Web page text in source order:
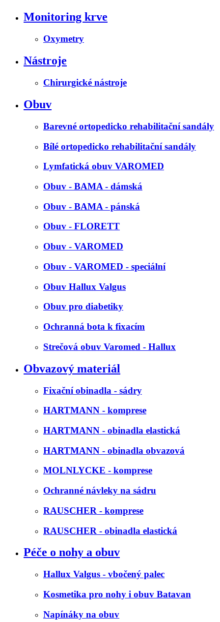
Monitoring krve
Oxymetry
Nástroje
Chirurgické nástroje
Obuv
Barevné ortopedicko rehabilitační sandály
Bílé ortopedicko rehabilitační sandály
Lymfatická obuv VAROMED
Obuv - BAMA - dámská
Obuv - BAMA - pánská
Obuv - FLORETT
Obuv - VAROMED
Obuv - VAROMED - speciální
Obuv Hallux Valgus
Obuv pro diabetiky
Ochranná bota k fixacím
Strečová obuv Varomed - Hallux
Obvazový materiál
Fixační obinadla - sádry
HARTMANN - komprese
HARTMANN - obinadla elastická
HARTMANN - obinadla obvazová
MOLNLYCKE - komprese
Ochranné návleky na sádru
RAUSCHER - komprese
RAUSCHER - obinadla elastická
Péče o nohy a obuv
Hallux Valgus - vbočený palec
Kosmetika pro nohy i obuv Batavan
Napínáky na obuv